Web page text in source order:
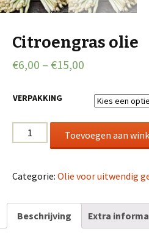
Citroengras olie
€6,00 – €15,00
VERPAKKING
Citroengras
olie
Toevoegen aan
Categorie: Olie voor uitwendig
Beschrijving Extra